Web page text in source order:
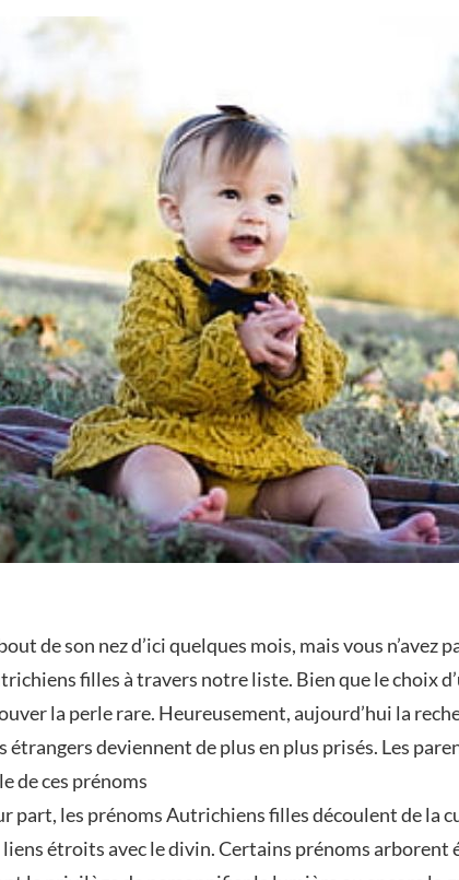
de son nez d’ici quelques mois, mais vous n’avez
filles à travers notre liste. Bien que le choix
la perle rare. Heureusement, aujourd’hui la
étrangers deviennent de plus en plus prisés. Les
de ces prénoms
part, les prénoms Autrichiens filles découlent de la
liens étroits avec le divin. Certains prénoms